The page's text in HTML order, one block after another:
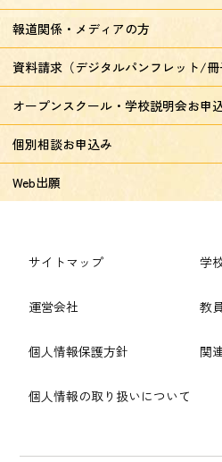
報道関係・メディアの方
資料請求（デジタルパンフレット/冊
オープンスクール・学校説明会お申
個別相談お申込み
Web出願
サイトマップ
運営会社
個人情報保護方針
個人情報の取り扱いについて
学
教
関